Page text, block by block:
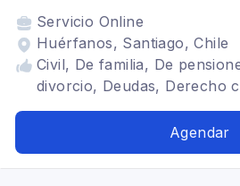
Servicio Online
Huérfanos, Santiago, Chile
Civil, De familia, De
divorcio, Deudas, Derecho
Agendar